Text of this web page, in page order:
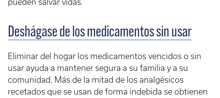
Deshágase de los medicamentos sin usar
Eliminar del hogar los medicamentos vencidos o sin
usar ayuda a mantener segura a su familia y a su
comunidad. Más de la mitad de los analgésicos
recetados que se usan de forma indebida se obtienen